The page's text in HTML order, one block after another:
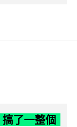
了一整個